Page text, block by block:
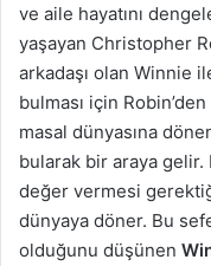
ve aile hayatını
yaşayan Christopher
arkadaşı olan Winnie
bulması için
masal dünyasına
bularak bir araya
değer vermesi
dünyaya döner. Bu
olduğunu düşünen